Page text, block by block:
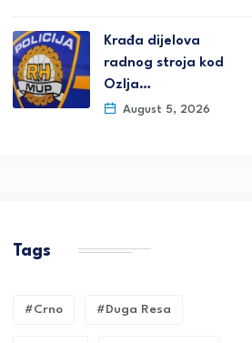
Krađa dijelova
radnog stroja kod
Ozlja…
August 5, 2026
Tags
#crno #duga Resa